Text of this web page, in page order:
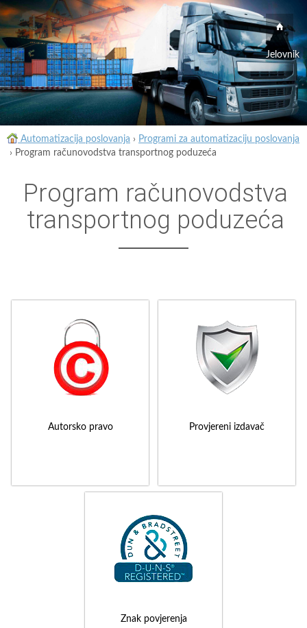
Jelovnik
Automatizacija poslovanja › Programi za automatizaciju poslovanja
› Program računovodstva transportnog poduzeća
Program računovodstva
transportnog poduzeća
Autorsko pravo Provjereni izdavač
Znak povjerenja